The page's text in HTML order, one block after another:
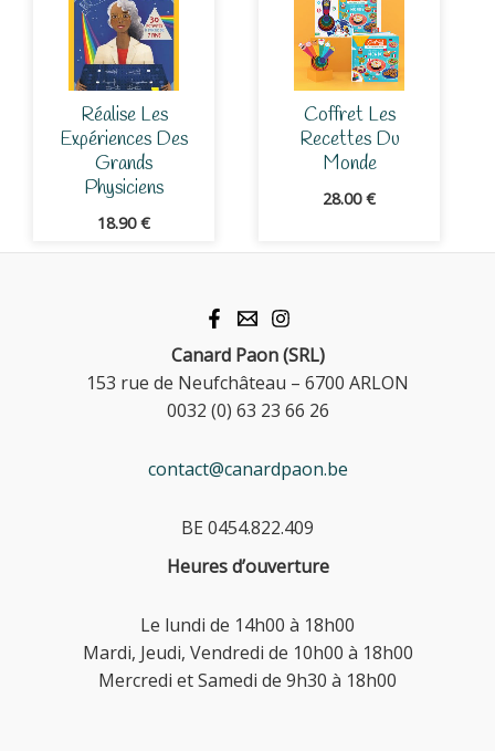
Réalise Les
Expériences Des
Grands
Physiciens
18.90€
Coffret Les
Recettes Du
Monde
28.00€
Canard Paon (SRL)
153 rue de Neufchâteau – 6700 ARLON
0032 (0) 63 23 66 26
contact@canardpaon.be
BE 0454.822.409
Heures d’ouverture
Le lundi de 14h00 à 18h00
Mardi, Jeudi, Vendredi de 10h00 à 18h00
Mercredi et Samedi de 9h30 à 18h00